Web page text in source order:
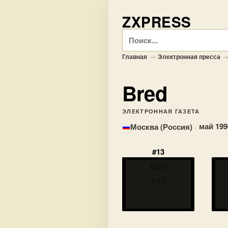
ZXPRESS
Поиск
Главная → Электронная пресса
Bred
ЭЛЕКТРОННАЯ ГАЗЕТА
Москва (Россия) · май
#13